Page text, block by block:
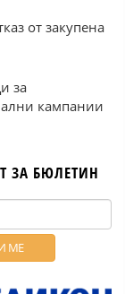
от закупена
за
кампании
ЗА БЮЛЕТИН